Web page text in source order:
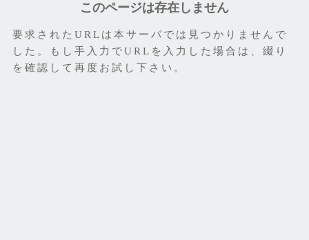
このページは存在しません
要求されたURLは本サーバでは見つかりませんで
した。もし手入力でURLを入力した場合は、綴り
を確認して再度お試し下さい。